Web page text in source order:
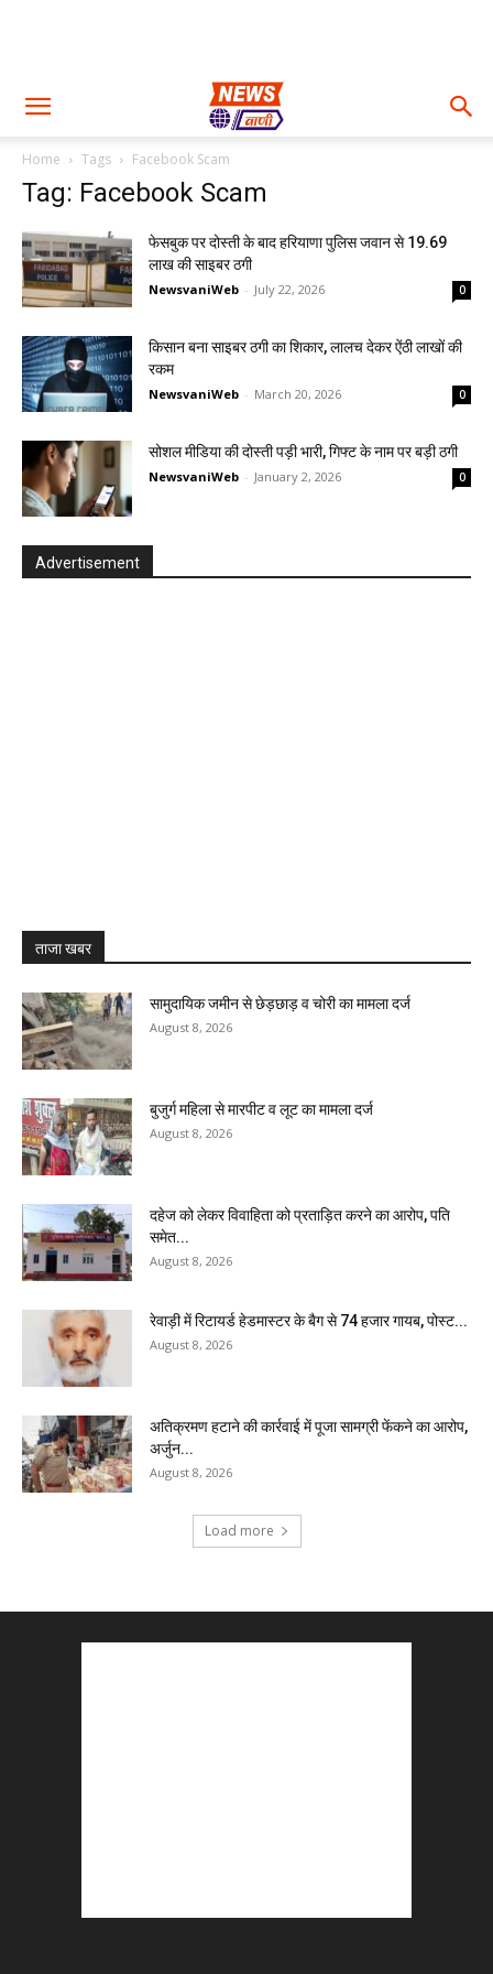
Home Tags Facebook Scam
Tag: Facebook Scam
फेसबुक पर दोस्ती के बाद हरियाणा पुलिस जवान से 19.69
लाख की साइबर ठगी
NewsvaniWeb - July 22, 2026 0
किसान बना साइबर ठगी का शिकार, लालच देकर ऐंठी लाखों की
रकम
NewsvaniWeb - March 20, 2026 0
सोशल मीडिया की दोस्ती पड़ी भारी, गिफ्ट के नाम पर बड़ी ठगी
NewsvaniWeb - January 2, 2026 0
Advertisement
ताजा खबर
सामुदायिक जमीन से छेड़छाड़ व चोरी का मामला दर्ज
August 8, 2026
बुजुर्ग महिला से मारपीट व लूट का मामला दर्ज
August 8, 2026
दहेज को लेकर विवाहिता को प्रताड़ित करने का आरोप, पति
समेत...
August 8, 2026
रेवाड़ी में रिटायर्ड हेडमास्टर के बैग से ₹74 हजार गायब, पोस्ट...
August 8, 2026
अतिक्रमण हटाने की कार्रवाई में पूजा सामग्री फेंकने का आरोप,
अर्जुन...
August 8, 2026
Load more